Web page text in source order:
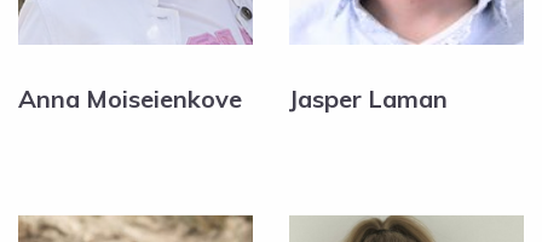
Anna Moiseienkove Jasper Laman